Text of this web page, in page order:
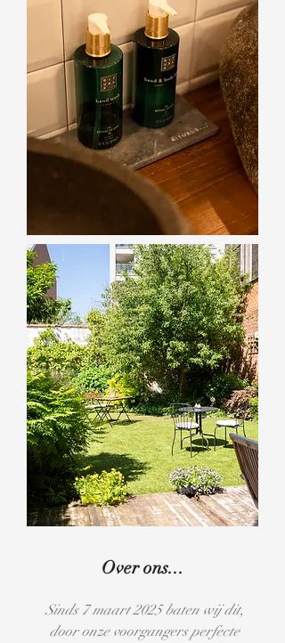
Over ons...
Sinds 7 maart 2025 baten wij dit,
door onze voorgangers perfecte